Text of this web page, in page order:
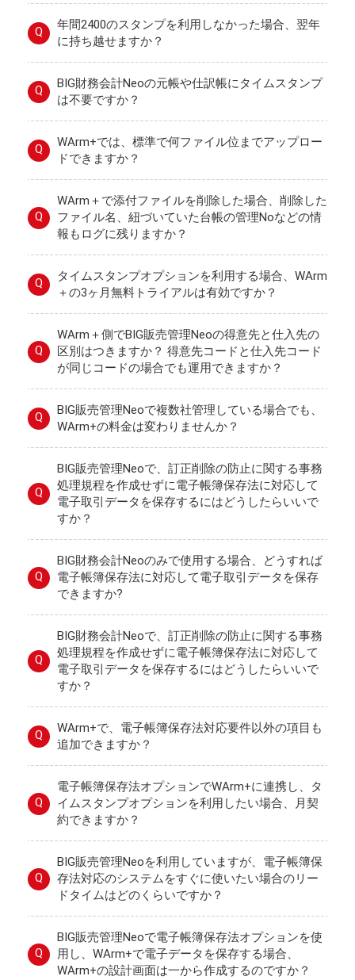
Q
年間2400のスタンプを利用しなかった場合、翌年
に持ち越せますか？
Q
BIG財務会計Neoの元帳や仕訳帳にタイムスタンプ
は不要ですか？
Q
WArm+では、標準で何ファイル位までアップロー
ドできますか？
Q
WArm＋で添付ファイルを削除した場合、削除した
ファイル名、紐づいていた台帳の管理Noなどの情
報もログに残りますか？
Q
タイムスタンプオプションを利用する場合、WArm
＋の3ヶ月無料トライアルは有効ですか？
Q
WArm＋側でBIG販売管理Neoの得意先と仕入先の
区別はつきますか？ 得意先コードと仕入先コード
が同じコードの場合でも運用できますか？
Q
BIG販売管理Neoで複数社管理している場合でも、
WArm+の料金は変わりませんか？
Q
BIG販売管理Neoで、訂正削除の防止に関する事務
処理規程を作成せずに電子帳簿保存法に対応して
電子取引データを保存するにはどうしたらいいで
すか？
Q
BIG財務会計Neoのみで使用する場合、どうすれば
電子帳簿保存法に対応して電子取引データを保存
できますか?
Q
BIG財務会計Neoで、訂正削除の防止に関する事務
処理規程を作成せずに電子帳簿保存法に対応して
電子取引データを保存するにはどうしたらいいで
すか？
Q
WArm+で、電子帳簿保存法対応要件以外の項目も
追加できますか？
Q
電子帳簿保存法オプションでWArm+に連携し、タ
イムスタンプオプションを利用したい場合、月契
約できますか？
Q
BIG販売管理Neoを利用していますが、電子帳簿保
存法対応のシステムをすぐに使いたい場合のリー
ドタイムはどのくらいですか？
Q
BIG販売管理Neoで電子帳簿保存法オプションを使
用し、WArm+で電子データを保存する場合、
WArm+の設計画面は一から作成するのですか？